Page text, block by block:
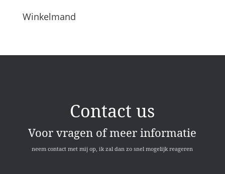
Winkelmand
Contact us
Voor vragen of meer informatie
neem contact met mij op, ik zal dan zo snel mogelijk reageren